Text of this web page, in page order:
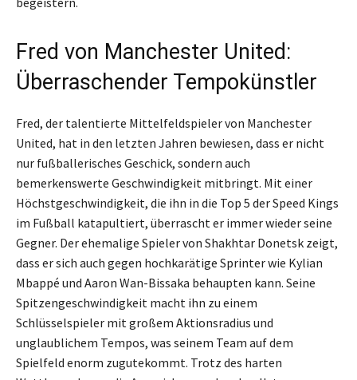
Fred von Manchester United:
Überraschender Tempokünstler
Fred, der talentierte Mittelfeldspieler von Manchester
United, hat in den letzten Jahren bewiesen, dass er nicht
nur fußballerisches Geschick, sondern auch
bemerkenswerte Geschwindigkeit mitbringt. Mit einer
Höchstgeschwindigkeit, die ihn in die Top 5 der Speed Kings
im Fußball katapultiert, überrascht er immer wieder seine
Gegner. Der ehemalige Spieler von Shakhtar Donetsk zeigt,
dass er sich auch gegen hochkarätige Sprinter wie Kylian
Mbappé und Aaron Wan-Bissaka behaupten kann. Seine
Spitzengeschwindigkeit macht ihn zu einem
Schlüsselspieler mit großem Aktionsradius und
unglaublichem Tempos, was seinem Team auf dem
Spielfeld enorm zugutekommt. Trotz des harten